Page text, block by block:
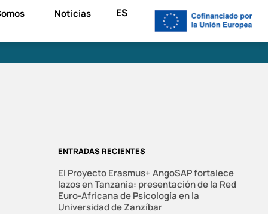
Noticias ES
ENTRADAS RECIENTES
El Proyecto Erasmus+ AngoSAP fortalece
lazos en Tanzania: presentación de la Red
Euro-Africana de Psicología en la
Universidad de Zanzíbar